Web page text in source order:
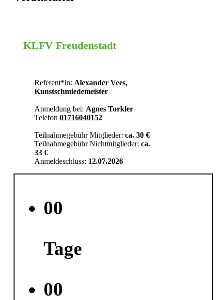
KLFV Freudenstadt
Referent*in: Alexander Vees,
Kunstschmiedemeister
Anmeldung bei: Agnes Torkler
Telefon 01716040152
Teilnahmegebühr Mitglieder: ca. 30 €
Teilnahmegebühr Nichtmitglieder: ca.
33 €
Anmeldeschluss: 12.07.2026
00
Tage
00